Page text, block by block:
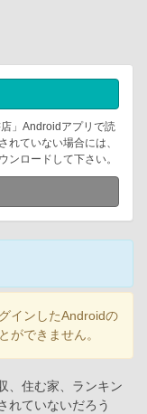
」Androidアプリで読
れていない場合には、
ンロードして下さい。
インしたAndroidの
ができません。
、住む家、ランキン
ていないだろう